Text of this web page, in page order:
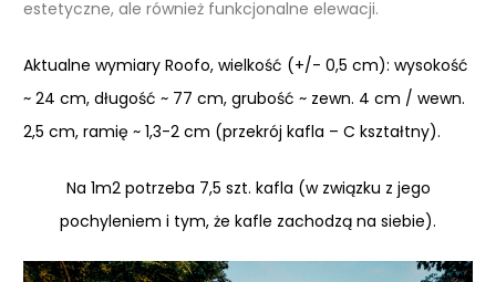
estetyczne, ale również funkcjonalne elewacji.
Aktualne wymiary Roofo, wielkość (+/- 0,5 cm): wysokość
~ 24 cm, długość ~ 77 cm, grubość ~ zewn. 4 cm / wewn.
2,5 cm, ramię ~ 1,3-2 cm (przekrój kafla – C kształtny).
Na 1m2 potrzeba 7,5 szt. kafla (w związku z jego
pochyleniem i tym, że kafle zachodzą na siebie).